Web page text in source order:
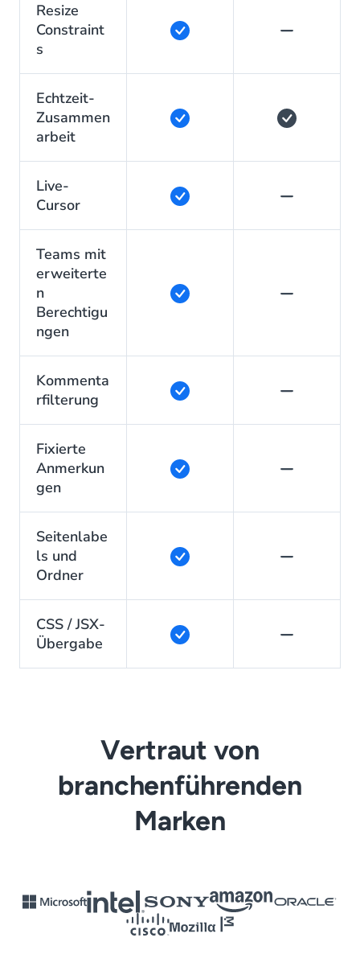
Resize
Constraint
s
Echtzeit-
Zusammen
arbeit
Live-
Cursor
Teams mit
erweiterte
n
Berechtigu
ngen
Kommenta
rfilterung
Fixierte
Anmerkun
gen
Seitenlabe
ls und
Ordner
CSS / JSX-
Übergabe
Vertraut von
branchenführenden
Marken